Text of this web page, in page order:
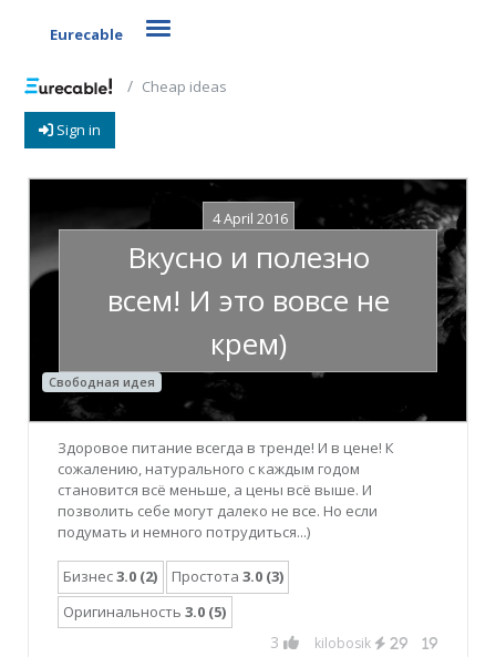
Eurecable Toggle navigation
Cheap ideas
Sign in
4 April 2016
Вкусно и полезно
всем! И это вовсе не
крем)
Свободная идея
Здоровое питание всегда в тренде! И в цене! К
сожалению, натурального с каждым годом
становится всё меньше, а цены всё выше. И
позволить себе могут далеко не все. Но если
подумать и немного потрудиться...)
Бизнес3.0 (2) Простота 3.0 (3)
Оригинальность3.0 (5)
3 kilobosik 29 19